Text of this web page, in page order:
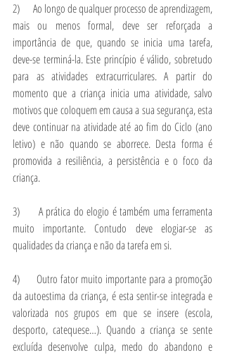
2)      Ao longo de qualquer processo de aprendizagem,
mais ou menos formal, deve ser reforçada a
importância de que, quando se inicia uma tarefa,
deve-se terminá-la. Este princípio é válido, sobretudo
para as atividades extracurriculares. A partir do
momento que a criança inicia uma atividade, salvo
motivos que coloquem em causa a sua segurança, esta
deve continuar na atividade até ao fim do Ciclo (ano
letivo) e não quando se aborrece. Desta forma é
promovida a resiliência, a persistência e o foco da
criança.
3)      A prática do elogio é também uma ferramenta
muito importante. Contudo deve elogiar-se as
qualidades da criança e não da tarefa em si.
4)      Outro fator muito importante para a promoção
da autoestima da criança, é esta sentir-se integrada e
valorizada nos grupos em que se insere (escola,
desporto, catequese…). Quando a criança se sente
excluída desenvolve culpa, medo do abandono e